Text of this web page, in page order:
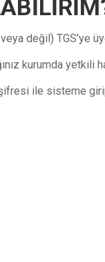
veya değil) TGS’ye
kurumda yetkili
ile sisteme